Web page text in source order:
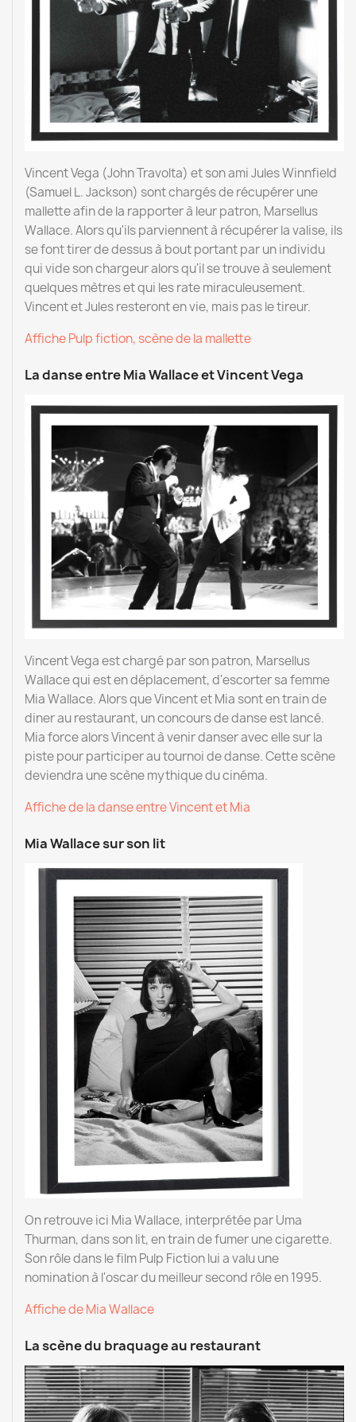
Vincent Vega (John Travolta) et son ami Jules Winnfield
(Samuel L. Jackson) sont chargés de récupérer une
mallette afin de la rapporter à leur patron, Marsellus
Wallace. Alors qu'ils parviennent à récupérer la valise, ils
se font tirer de dessus à bout portant par un individu
qui vide son chargeur alors qu'il se trouve à seulement
quelques mètres et qui les rate miraculeusement.
Vincent et Jules resteront en vie, mais pas le tireur.
Affiche Pulp fiction, scène de la mallette
La danse entre Mia Wallace et Vincent Vega
Vincent Vega est chargé par son patron, Marsellus
Wallace qui est en déplacement, d'escorter sa femme
Mia Wallace. Alors que Vincent et Mia sont en train de
diner au restaurant, un concours de danse est lancé.
Mia force alors Vincent à venir danser avec elle sur la
piste pour participer au tournoi de danse. Cette scène
deviendra une scène mythique du cinéma.
Affiche de la danse entre Vincent et Mia
Mia Wallace sur son lit
On retrouve ici Mia Wallace, interprétée par Uma
Thurman, dans son lit, en train de fumer une cigarette.
Son rôle dans le film Pulp Fiction lui a valu une
nomination à l'oscar du meilleur second rôle en 1995.
Affiche de Mia Wallace
La scène du braquage au restaurant